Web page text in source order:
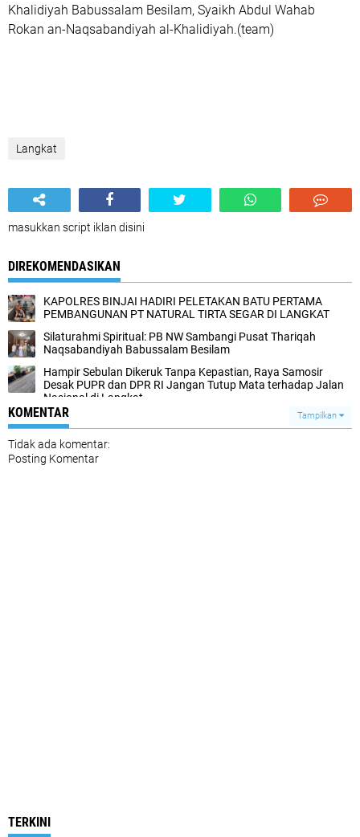
Khalidiyah Babussalam Besilam, Syaikh Abdul Wahab
Rokan an-Naqsabandiyah al-Khalidiyah.(team)
Langkat
masukkan script iklan disini
DIREKOMENDASIKAN
KAPOLRES BINJAI HADIRI PELETAKAN BATU PERTAMA
PEMBANGUNAN PT NATURAL TIRTA SEGAR DI LANGKAT
Silaturahmi Spiritual: PB NW Sambangi Pusat Thariqah
Naqsabandiyah Babussalam Besilam
Hampir Sebulan Dikeruk Tanpa Kepastian, Raya Samosir
Desak PUPR dan DPR RI Jangan Tutup Mata terhadap Jalan
Nasional di Langkat‎
KOMENTAR Tampilkan
Tidak ada komentar:
Posting Komentar
TERKINI